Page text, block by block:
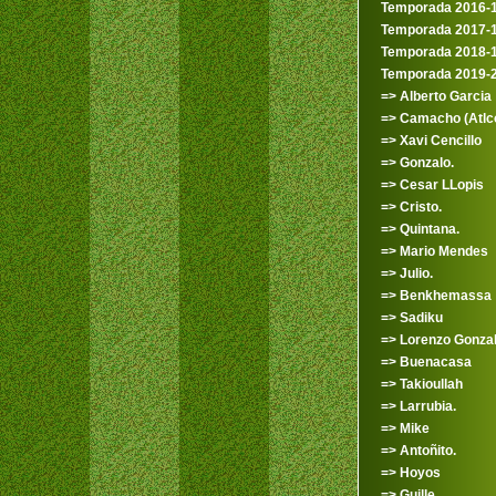
Temporada 2016-
Temporada 2017-
Temporada 2018-
Temporada 2019-
=> Alberto Garcia
=> Camacho
=> Xavi Cencillo
=> Gonzalo.
=> Cesar LLopis
=> Cristo.
=> Quintana.
=> Mario Mendes
=> Julio.
=> Benkhemassa
=> Sadiku
=> Lorenzo
=> Buenacasa
=> Takioullah
=> Larrubia.
=> Mike
=> Antoñito.
=> Hoyos